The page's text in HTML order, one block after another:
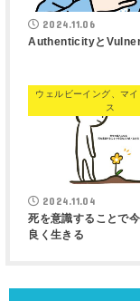
2024.11.06
Authenticityと
ウェルビーイング、マ
ス
2024.11.04
死を意識することで
良く生きる